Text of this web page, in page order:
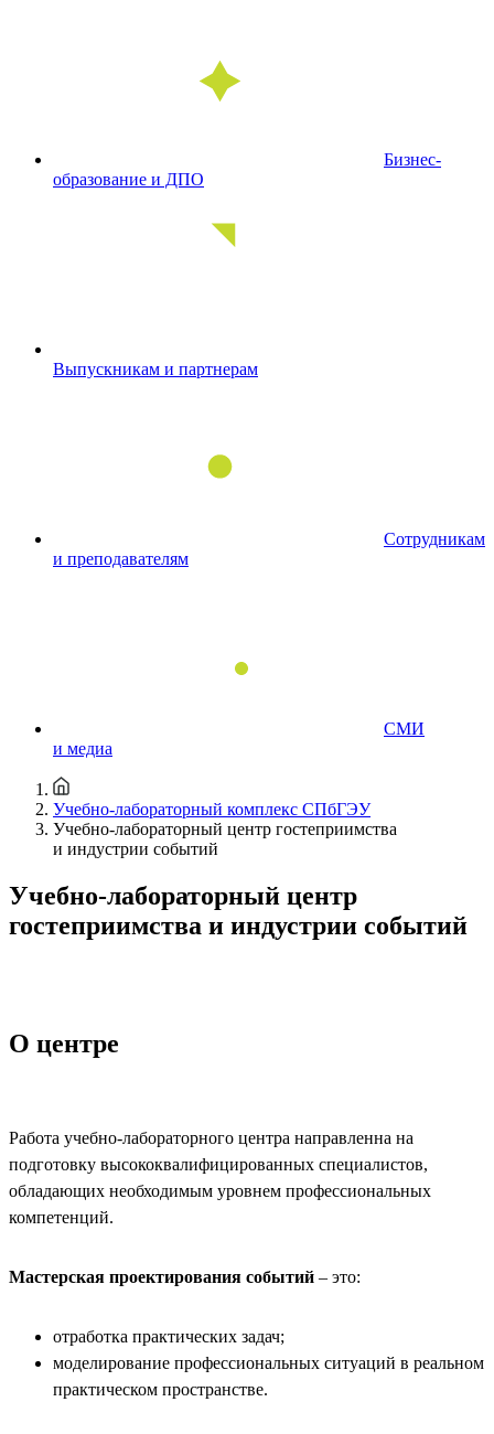
Бизнес-
образование и ДПО
Выпускникам и партнерам
Сотрудникам
и преподавателям
СМИ
и медиа
Учебно-лабораторный комплекс СПбГЭУ
Учебно-лабораторный центр гостеприимства
и индустрии событий
Учебно-лабораторный центр
гостеприимства и индустрии событий
О центре
Работа учебно-лабораторного центра направленна на
подготовку высококвалифицированных специалистов,
обладающих необходимым уровнем профессиональных
компетенций.
Мастерская проектирования событий – это:
отработка практических задач;
моделирование профессиональных ситуаций в реальном
практическом пространстве.